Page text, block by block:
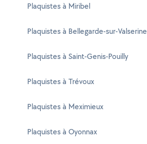
Plaquistes à Miribel
Plaquistes à Bellegarde-sur-Valserine
Plaquistes à Saint-Genis-Pouilly
Plaquistes à Trévoux
Plaquistes à Meximieux
Plaquistes à Oyonnax